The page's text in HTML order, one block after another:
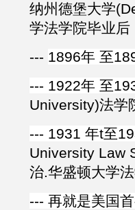
纳州德堡大学
学法学院毕业
--- 1896年 至
--- 1922年 至
University)法学
--- 1931 年t至
University Law
治.华盛顿大学
--- 再就是美国